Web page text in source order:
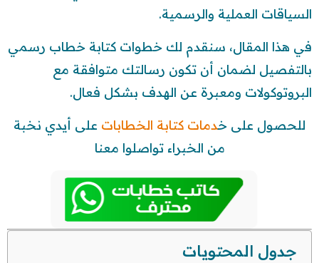
السياقات العملية والرسمية.
في هذا المقال، سنقدم لك خطوات كتابة خطاب رسمي
بالتفصيل لضمان أن تكون رسالتك متوافقة مع
البروتوكولات ومعبرة عن الهدف بشكل فعال.
للحصول على خدمات كتابة الخطابات على أيدي نخبة
من الخبراء تواصلوا معنا
جدول المحتويات